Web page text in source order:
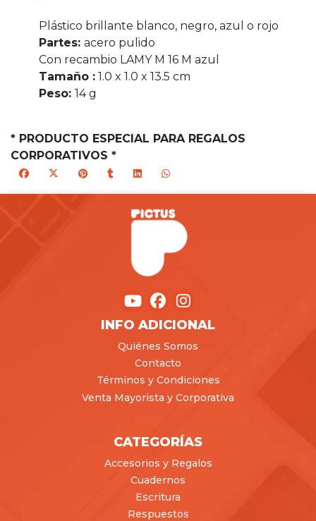
Plástico brillante blanco, negro, azul o rojo
Partes: acero pulido
Con recambio LAMY M 16 M azul
Tamaño : 1.0 x 1.0 x 13.5 cm
Peso: 14 g
* PRODUCTO ESPECIAL PARA REGALOS
CORPORATIVOS *
INFO ADICIONAL
Quiénes Somos
Contacto
Términos y Condiciones
Venta Mayorista y Corporativa
CATEGORÍAS
Accesorios y Regalos
Cuadernos
Escritura
Respuestos